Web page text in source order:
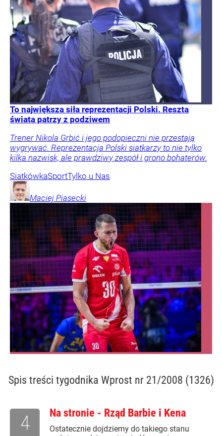
To największa siła reprezentacji Polski. Reszta
świata patrzy z podziwem
Trener Nikola Grbić i jego podopieczni nie przestają
wygrywać. Reprezentacja Polski siatkarzy to nie tylko
kilka nazwisk, ale prawdziwy zespół i grono bohaterów.
SiatkówkaSportTylko u Nas
Maciej Piasecki
Spis treści tygodnika Wprost nr 21/2008 (1326)
Na stronie - Rząd Barbie i Kena
Ostatecznie dojdziemy do takiego stanu
4